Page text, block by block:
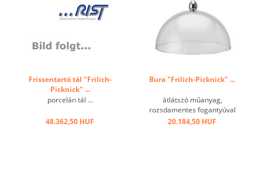
Frissentartó tál "Frilich-
Picknick" ...
porcelán tál ...
48.362,50 HUF
Bura "Frilich-Picknick" ...
átlátszó műanyag,
rozsdamentes fogantyúval
...
20.184,50 HUF